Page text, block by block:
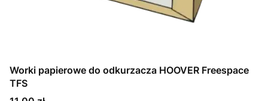
Worki papierowe do odkurzacza HOOVER Freespace
TFS